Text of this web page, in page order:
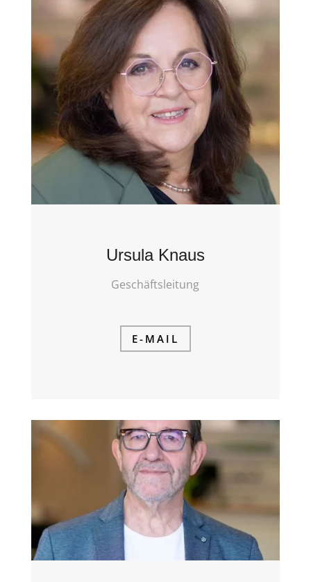
Ursula Knaus
Geschäftsleitung
E-MAIL